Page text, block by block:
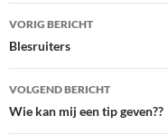
Bericht
navigatie
VORIG BERICHT
Blesruiters
VOLGEND BERICHT
Wie kan mij een tip geven??